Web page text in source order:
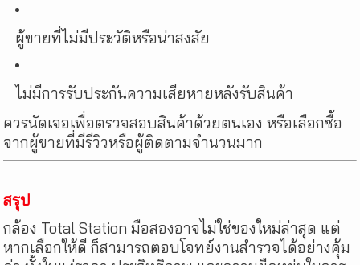
ผู้ขายที่ไม่มีประวัติหรือน่าสงสัย
ไม่มีการรับประกันความเสียหายหลังรับสินค้า
ควรนัดเจอเพื่อตรวจสอบสินค้าด้วยตนเอง หรือเลือกซื้อ
จากผู้ขายที่มีรีวิวหรือผู้ติดตามจำนวนมาก
สรุป
กล้อง Total Station มือสองอาจไม่ใช่ของใหม่ล่าสุด แต่
หากเลือกให้ดี ก็สามารถตอบโจทย์งานสำรวจได้อย่างคุ้ม